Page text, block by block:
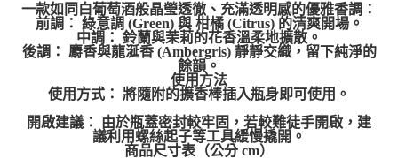
一款如同白葡萄酒般晶瑩透徹、充滿透明感的優雅香調：
前調： 綠意調 (Green) 與 柑橘 (Citrus) 的清爽開場。
中調： 鈴蘭與茉莉的花香溫柔地擴散。
後調： 麝香與龍涎香 (Ambergris) 靜靜交織，留下純淨的
餘韻。
使用方法
使用方式： 將隨附的擴香棒插入瓶身即可使用。
開啟建議： 由於瓶蓋密封較牢固，若較難徒手開啟，建
議利用螺絲起子等工具緩慢撬開。
商品尺寸表（公分 cm）